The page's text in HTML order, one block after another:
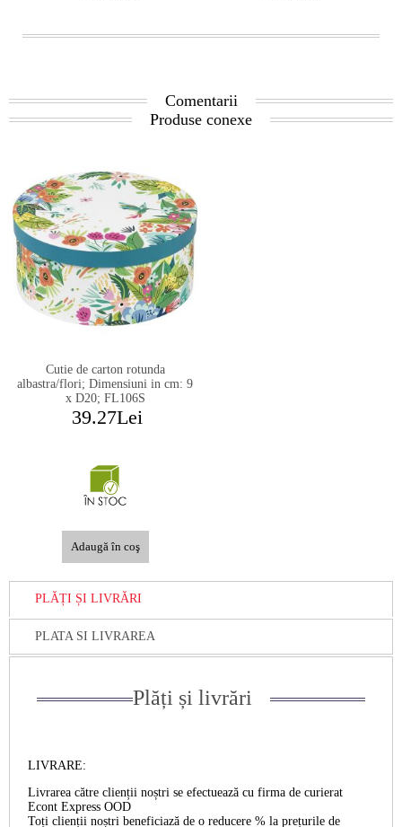
Comentarii
Produse conexe
Cutie de carton rotunda
albastra/flori; Dimensiuni in cm: 9
x D20; FL106S
39.27Lei
PLĂȚI ȘI LIVRĂRI
PLATA SI LIVRAREA
Plăți și livrări
LIVRARE:
Livrarea către clienții noștri se efectuează cu firma de curierat
Econt Express OOD
Toți clienții noștri beneficiază de o reducere % la prețurile de